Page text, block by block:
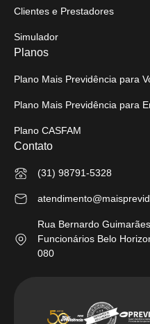
Clientes e Prestadores
Simulador
Planos
Plano Mais Previdência para
Plano Mais Previdência para
Plano CASFAM
Contato
(31) 98791-5328
Rua Bernardo
Funcionários Belo
080